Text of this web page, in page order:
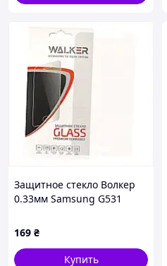
Защитное стекло Волкер
0.33мм Samsung G531
169 ₴
Купить